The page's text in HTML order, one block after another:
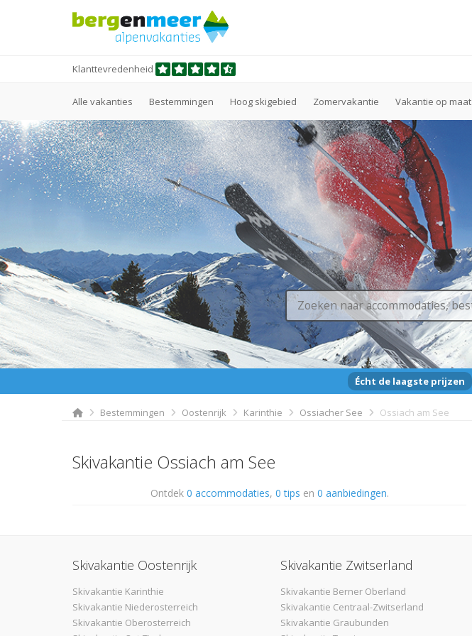
Klanttevredenheid
Alle vakanties Bestemmingen Hoog skigebied Zomervakantie Vakantie op maat
Écht de laagste prijzen
Bestemmingen Oostenrijk Karinthie Ossiacher See Ossiach am See
Skivakantie Ossiach am See
Ontdek 0 accommodaties, 0 tips en 0 aanbiedingen.
Skivakantie Oostenrijk
Skivakantie Karinthie
Skivakantie Niederosterreich
Skivakantie Oberosterreich
Skivakantie Zwitserland
Skivakantie Berner Oberland
Skivakantie Centraal-Zwitserland
Skivakantie Graubunden